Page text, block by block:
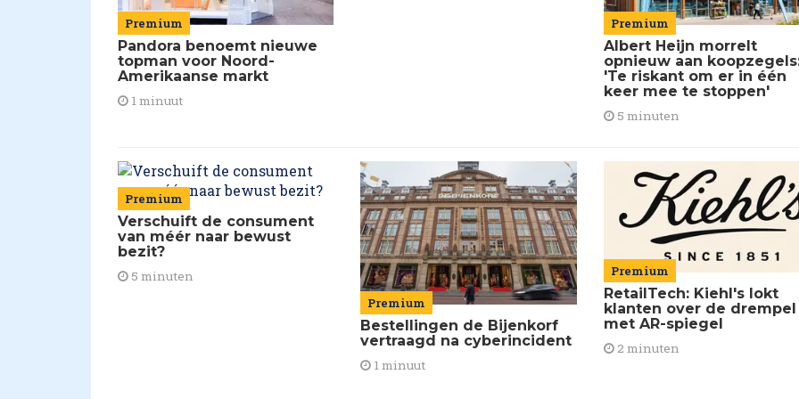
Premium
Pandora benoemt nieuwe
topman voor Noord-
Amerikaanse markt
1 minuut
Premium
Albert Heijn morrelt
opnieuw aan
'Te riskant om er in één
keer mee te stoppen'
5 minuten
Premium
Verschuift de consument
van méér naar bewust
bezit?
5 minuten
Premium
Bestellingen de Bijenkorf
vertraagd na cyberincident
1 minuut
Premium
RetailTech: Kiehl's lokt
klanten over de drempel
met AR-spiegel
2 minuten